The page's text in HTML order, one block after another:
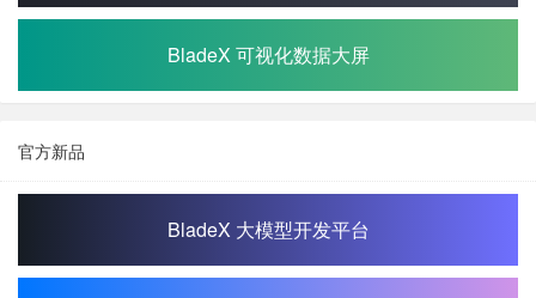
BladeX 可视化数据大屏
官方新品
BladeX 大模型开发平台